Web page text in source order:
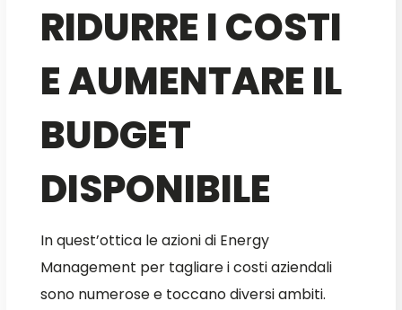
RIDURRE I COSTI
E AUMENTARE IL
BUDGET
DISPONIBILE
In quest’ottica le azioni di Energy
Management per tagliare i costi aziendali
sono numerose e toccano diversi ambiti.